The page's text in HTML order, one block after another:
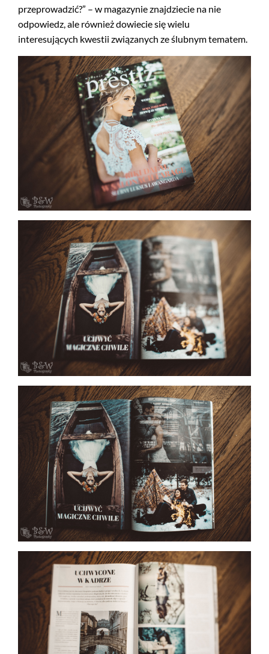
przeprowadzić?” – w magazynie znajdziecie na nie
odpowiedz, ale również dowiecie się wielu
interesujących kwestii związanych ze ślubnym tematem.